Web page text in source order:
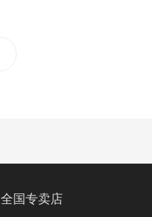
全国专卖店